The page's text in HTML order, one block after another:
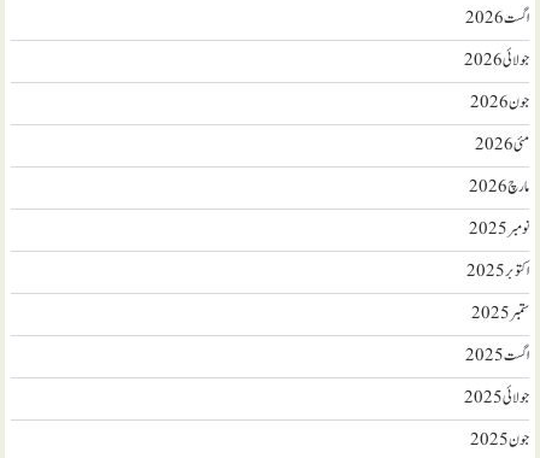
اگست 2026
جولائی 2026
جون 2026
مئی 2026
مارچ 2026
نومبر 2025
اکتوبر 2025
ستمبر 2025
اگست 2025
جولائی 2025
جون 2025